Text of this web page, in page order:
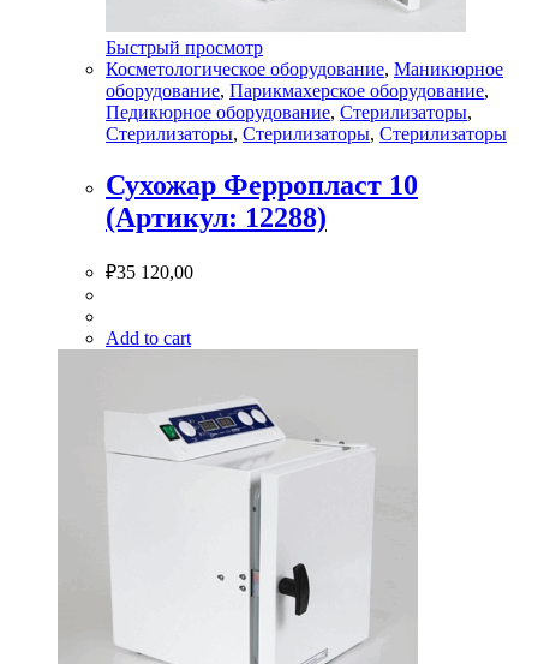
Быстрый просмотр
Косметологическое оборудование, Маникюрное
оборудование, Парикмахерское оборудование,
Педикюрное оборудование, Стерилизаторы,
Стерилизаторы, Стерилизаторы, Стерилизаторы
Сухожар Ферропласт 10
(Артикул: 12288)
₽35 120,00
Add to cart